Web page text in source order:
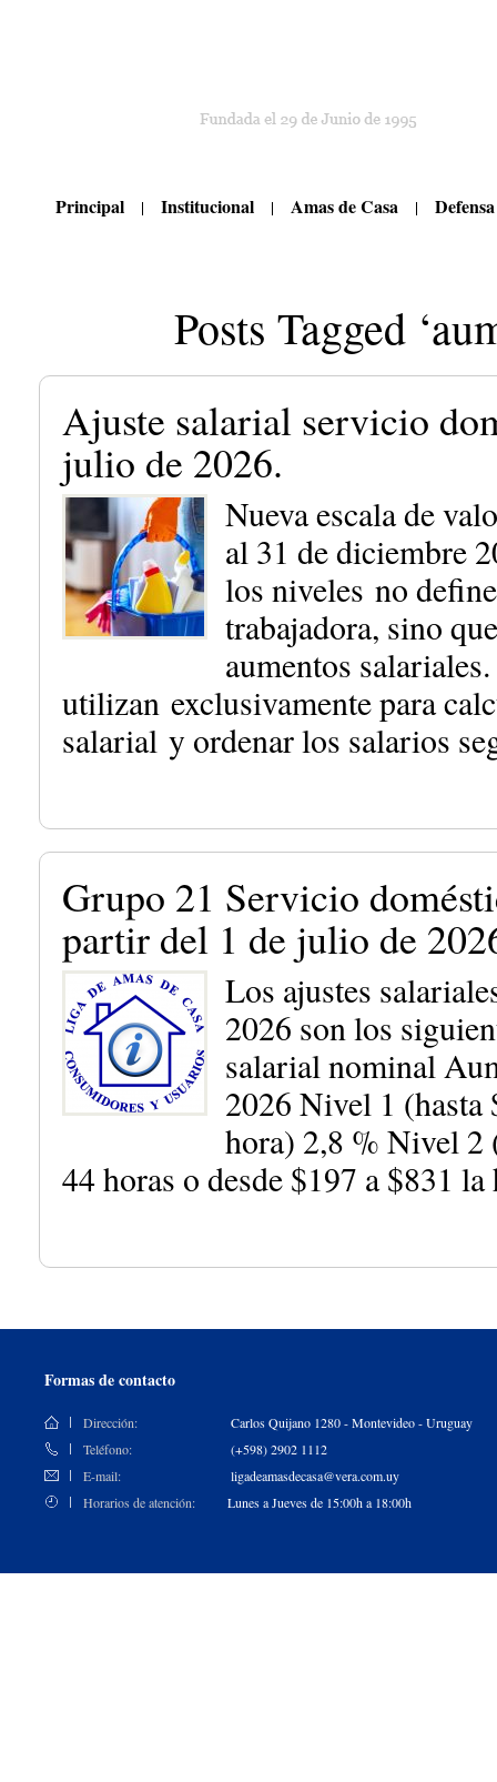
Principal Institucional Amas de Casa
Posts Tagged
Ajuste salarial servicio
julio de 2026.
Nueva escala de
al 31 de diciembre
los niveles no
trabajadora, sino
aumentos
utilizan exclusivamente para
salarial y ordenar los
Grupo 21 Servicio
partir del 1 de julio de
Los ajustes
2026 son los
salarial nominal
2026 Nivel 1 (hasta
hora) 2,8 % Nivel 2
44 horas o desde $197 a $831
Formas de contacto
Dirección:
Carlos Quijano 1280 - Montevideo - Uruguay
Teléfono:
(+598) 2902 1112
E-mail:
ligadeamasdecasa@vera.com.uy
Horarios de atención:
Lunes a Jueves de 15:00h a 18:00h